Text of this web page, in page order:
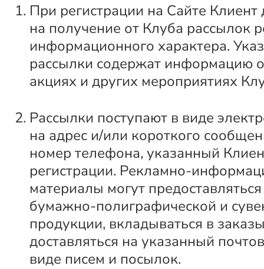
При регистрации на Сайте Клиент
на получение от Клуба рассылок
информационного характера.
рассылки содержат информацию
акциях и других мероприятиях
Рассылки поступают в виде
на адрес и/или короткого
номер телефона, указанный
регистрации. Рекламно-
материалы могут
бумажно-полиграфической и
продукции, вкладываться в
доставляться на указанный
виде писем и посылок.